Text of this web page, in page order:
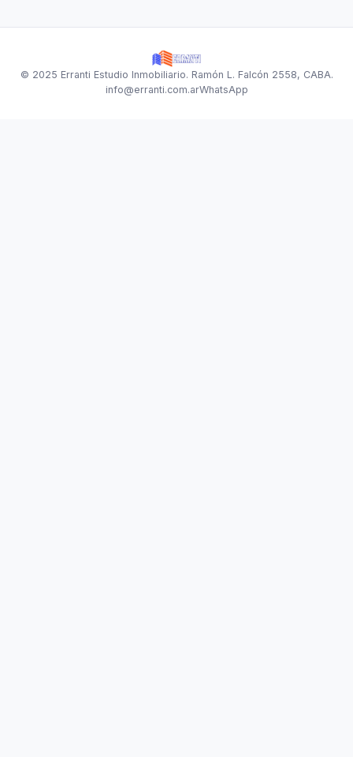
© 2025 Erranti Estudio Inmobiliario. Ramón L. Falcón 2558, CABA.
info@erranti.com.arWhatsApp